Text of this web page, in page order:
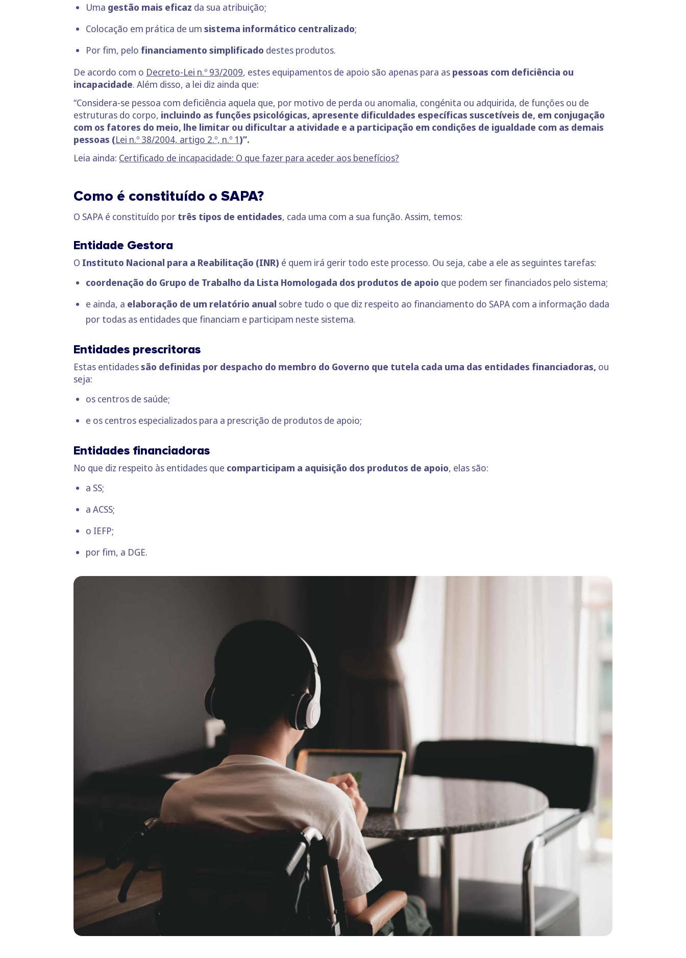
Uma gestão mais eficaz da sua atribuição;
Colocação em prática de um sistema informático centralizado;
Por fim, pelo financiamento simplificado destes produtos.
De acordo com o Decreto-Lei n.º 93/2009, estes equipamentos de apoio são apenas para as pessoas com deficiência ou
incapacidade. Além disso, a lei diz ainda que:
“Considera-se pessoa com deficiência aquela que, por motivo de perda ou anomalia, congénita ou adquirida, de funções ou de
estruturas do corpo, incluindo as funções psicológicas, apresente dificuldades específicas suscetíveis de, em conjugação
com os fatores do meio, lhe limitar ou dificultar a atividade e a participação em condições de igualdade com as demais
pessoas (Lei n.º 38/2004, artigo 2.º, n.º 1)”.
Leia ainda: Certificado de incapacidade: O que fazer para aceder aos benefícios?
Como é constituído o SAPA?
O SAPA é constituído por três tipos de entidades, cada uma com a sua função. Assim, temos:
Entidade Gestora
O Instituto Nacional para a Reabilitação (INR) é quem irá gerir todo este processo. Ou seja, cabe a ele as seguintes tarefas:
coordenação do Grupo de Trabalho da Lista Homologada dos produtos de apoio que podem ser financiados pelo sistema;
e ainda, a elaboração de um relatório anual sobre tudo o que diz respeito ao financiamento do SAPA com a informação dada
por todas as entidades que financiam e participam neste sistema.
Entidades prescritoras
Estas entidadessão definidas por despacho do membro do Governo que tutela cada uma das entidades financiadoras, ou
seja:
os centros de saúde;
e os centros especializados para a prescrição de produtos de apoio;
Entidades financiadoras
No que diz respeito às entidades que comparticipam a aquisição dos produtos de apoio, elas são:
a SS;
a ACSS;
o IEFP;
por fim, a DGE.